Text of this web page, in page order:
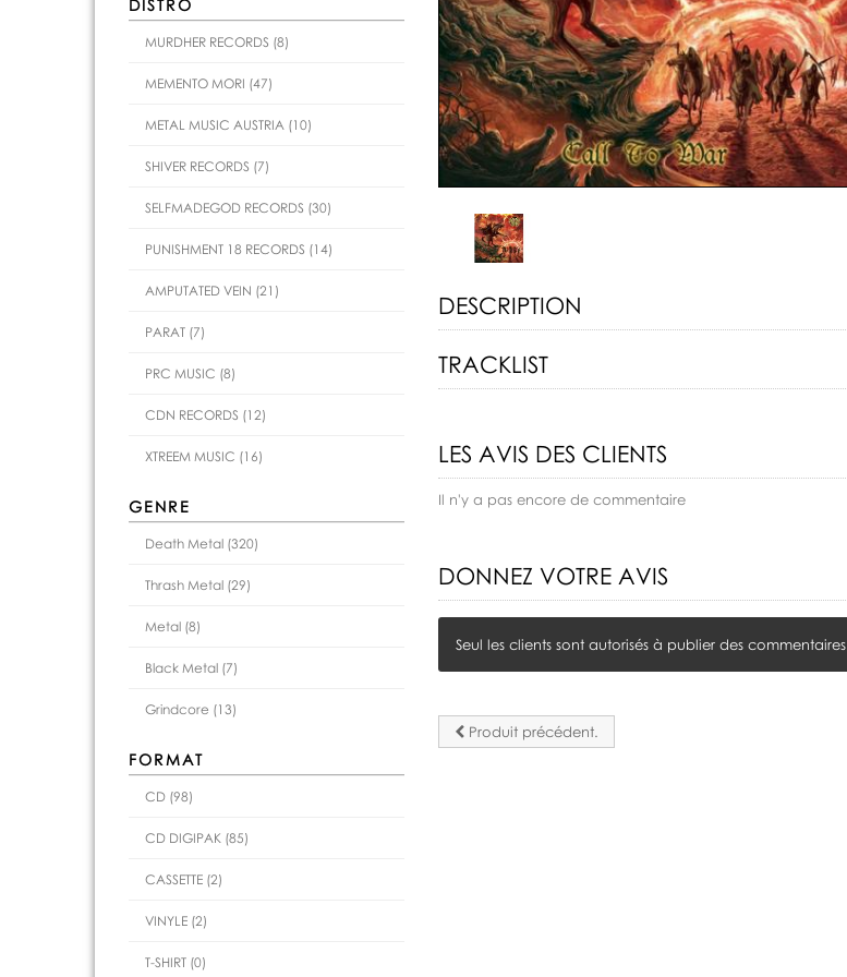
DESCRIPTION
TRACKLIST
LES AVIS DES CLIENTS
Il n'y a pas encore de commentaire
DONNEZ VOTRE AVIS
Seul les clients sont autorisés à publier des commentaires
Produit précédent.
DISTRO
MURDHER RECORDS (8)
MEMENTO MORI (47)
METAL MUSIC AUSTRIA (10)
SHIVER RECORDS (7)
SELFMADEGOD RECORDS (30)
PUNISHMENT 18 RECORDS (14)
AMPUTATED VEIN (21)
PARAT (7)
PRC MUSIC (8)
CDN RECORDS (12)
XTREEM MUSIC (16)
GENRE
Death Metal (320)
Thrash Metal (29)
Metal (8)
Black Metal (7)
Grindcore (13)
FORMAT
CD (98)
CD DIGIPAK (85)
CASSETTE (2)
VINYLE (2)
T-SHIRT (0)